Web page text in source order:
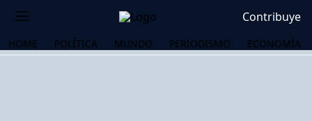
Contribuye
HOME POLÍTICA MUNDO PERIODISMO ECONOMÍA